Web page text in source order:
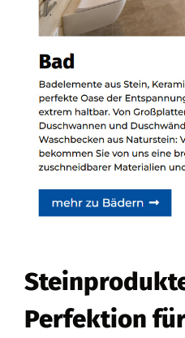
Perfektion